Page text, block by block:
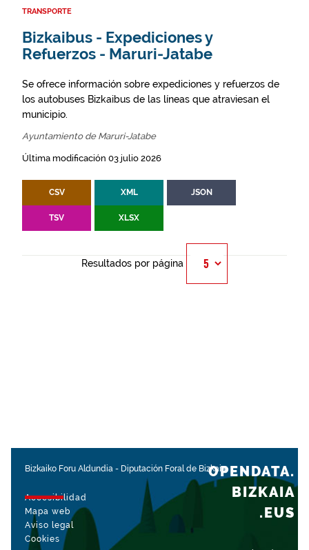
TRANSPORTE
Bizkaibus - Expediciones y
Refuerzos - Maruri-Jatabe
Se ofrece información sobre expediciones y refuerzos de
los autobuses Bizkaibus de las líneas que atraviesan el
municipio.
Ayuntamiento de Maruri-Jatabe
Última modificación 03 julio 2026
CSV XML JSON
TSV XLSX
Resultados por página
Bizkaiko Foru Aldundia - Diputación Foral de Bizkaia
Accesibilidad
Mapa web
Aviso legal
Cookies
OPENDATA.
BIZKAIA
.EUS